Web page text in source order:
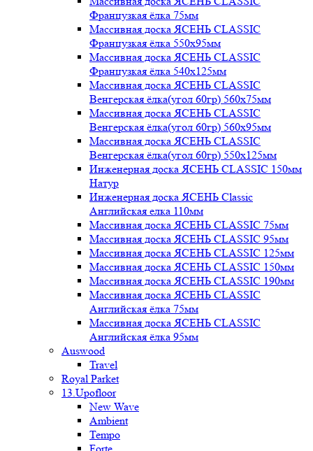
Французкая ёлка 75мм
Массивная доска ЯСЕНЬ CLASSIC
Французкая ёлка 550х95мм
Массивная доска ЯСЕНЬ CLASSIC
Французкая ёлка 540х125мм
Массивная доска ЯСЕНЬ CLASSIC
Венгерская ёлка(угол 60гр) 560х75мм
Массивная доска ЯСЕНЬ CLASSIC
Венгерская ёлка(угол 60гр) 560х95мм
Массивная доска ЯСЕНЬ CLASSIC
Венгерская ёлка(угол 60гр) 550х125мм
Инженерная доска ЯСЕНЬ CLASSIC 150мм
Натур
Инженерная доска ЯСЕНЬ Classic
Английская елка 110мм
Массивная доска ЯСЕНЬ CLASSIC 75мм
Массивная доска ЯСЕНЬ CLASSIC 95мм
Массивная доска ЯСЕНЬ CLASSIC 125мм
Массивная доска ЯСЕНЬ CLASSIC 150мм
Массивная доска ЯСЕНЬ CLASSIC 190мм
Массивная доска ЯСЕНЬ CLASSIC
Английская ёлка 75мм
Массивная доска ЯСЕНЬ CLASSIC
Английская ёлка 95мм
Auswood
Travel
Royal Parket
13.Upofloor
New Wave
Ambient
Tempo